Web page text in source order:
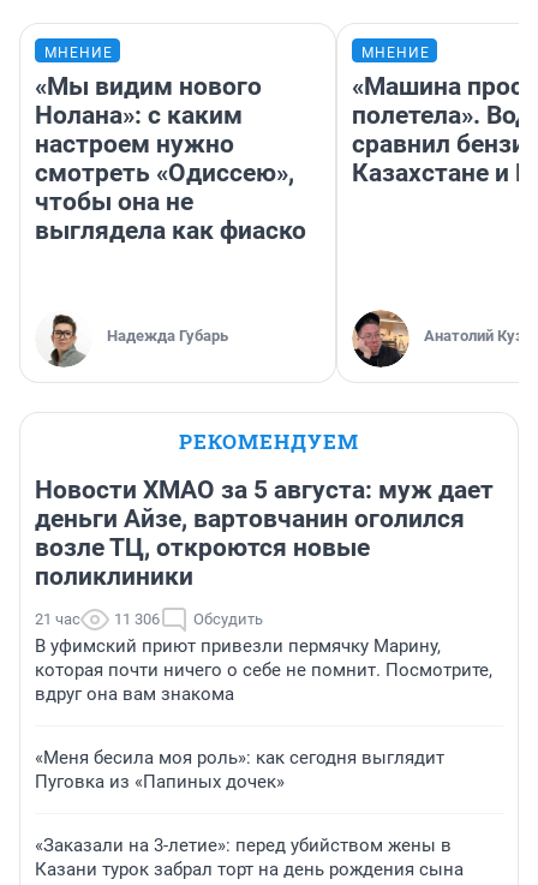
МНЕНИЕ
«Мы видим нового
Нолана»: с каким
настроем нужно
смотреть «Одиссею»,
чтобы она не
выглядела как фиаско
Надежда Губарь
МНЕНИЕ
«Машина
полетела».
сравнил
Казахстане и
Анатолий
РЕКОМЕНДУЕМ
Новости ХМАО за 5 августа: муж дает
деньги Айзе, вартовчанин оголился
возле ТЦ, откроются новые
поликлиники
21 час 11 306 Обсудить
В уфимский приют привезли пермячку Марину,
которая почти ничего о себе не помнит. Посмотрите,
вдруг она вам знакома
«Меня бесила моя роль»: как сегодня выглядит
Пуговка из «Папиных дочек»
«Заказали на 3-летие»: перед убийством жены в
Казани турок забрал торт на день рождения сына